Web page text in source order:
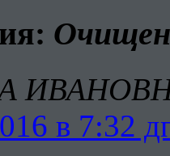
в 7:32